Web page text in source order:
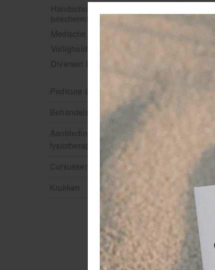
Handschoenen en
bescherming
Medische hulpmiddelen
Veiligheidshesjes
Diversen EHBO en BHV
Pedicure artikelen
Behandelstoel elektrisch
Aanbiedingen groothandel
fysiotherapie en massage
Cursussen
Krukken